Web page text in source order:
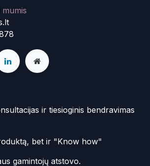
mumis
ir tiesioginis bendravimas
bet ir "Know how"
gamintojų atstovo.